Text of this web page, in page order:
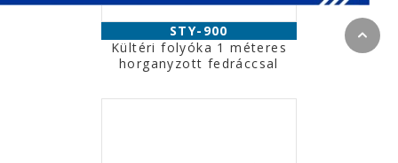
STY-900
Kültéri folyóka 1 méteres
horganyzott fedráccsal